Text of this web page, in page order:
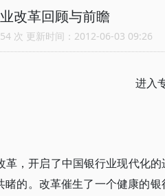
改革回顾与前瞻
次 更新时间：2012-06-03 09:26
进入
，开启了中国银行业现代化
的。改革催生了一个健康的银